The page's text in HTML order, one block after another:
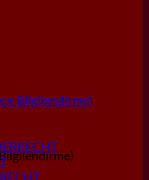
Bilgilendirme)